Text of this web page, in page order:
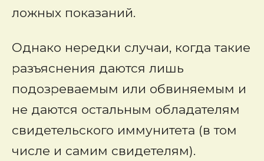
ложных показаний.
Однако нередки случаи, когда такие
разъяснения даются лишь
подозреваемым или обвиняемым и
не даются остальным обладателям
свидетельского иммунитета (в том
числе и самим свидетелям).